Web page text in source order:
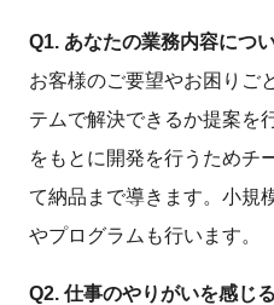
Q1. あなたの業務内容につ
お客様のご要望やお困りご
テムで解決できるか提案を
をもとに開発を行うためチ
て納品まで導きます。小規
やプログラムも行います。
Q2. 仕事のやりがいを感じ